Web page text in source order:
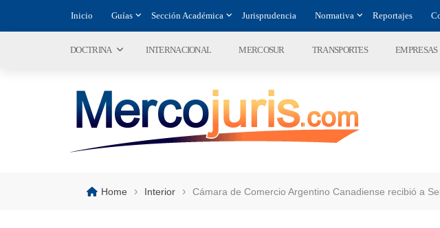
Inicio Guías Sección Académica Jurisprudencia Normativa Reportajes
DOCTRINA INTERNACIONAL MERCOSUR TRANSPORTES EMPRESAS
Home › Interior › Cámara de Comercio Argentino Canadiense recibió a